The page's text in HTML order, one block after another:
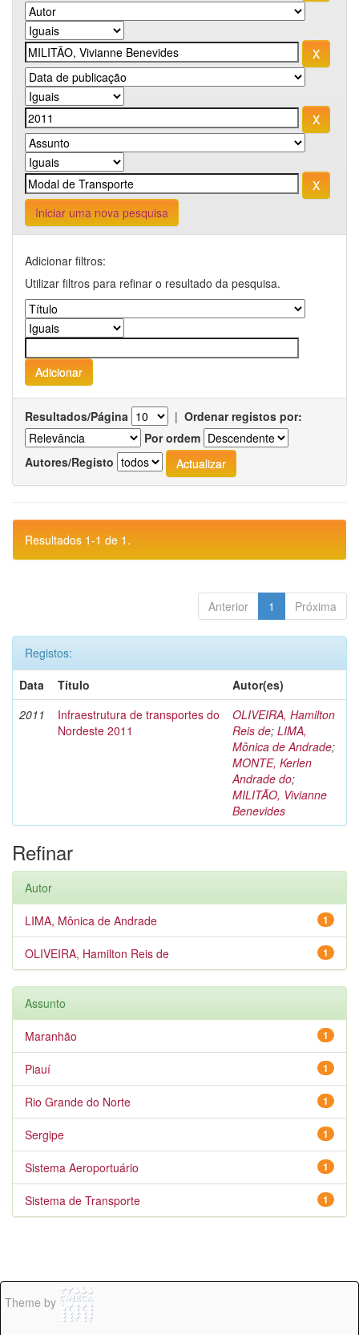
Iniciar uma nova pesquisa
Adicionar filtros:
Utilizar filtros para refinar o resultado da pesquisa.
Resultados/Página | Ordenar registos por:
Por ordem
Autores/Registo
Resultados 1-1 de 1.
Anterior 1 Próxima
Registos:
Data
Título
Autor(es)
2011
Infraestrutura de transportes do
Nordeste 2011
OLIVEIRA, Hamilton
Reis de; LIMA,
Mônica de Andrade;
MONTE, Kerlen
Andrade do;
MILITÃO, Vivianne
Benevides
Refinar
Autor
1
LIMA, Mônica de Andrade
1
OLIVEIRA, Hamilton Reis de
Assunto
1
Maranhão
1
Piauí
1
Rio Grande do Norte
1
Sergipe
1
Sistema Aeroportuário
1
Sistema de Transporte
Theme by